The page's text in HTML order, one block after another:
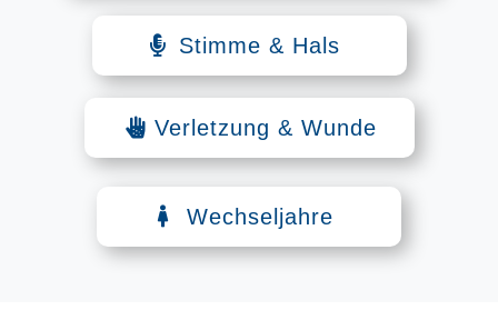
Stimme & Hals
Verletzung & Wunde
Wechseljahre